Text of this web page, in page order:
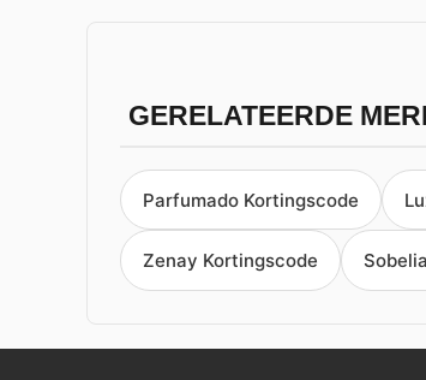
GERELATEERDE
Parfumado Kortingscode
Zenay Kortingscode